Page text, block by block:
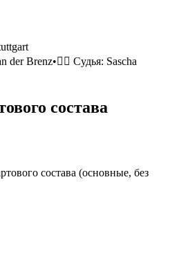
der Brenz•🧑‍⚖️ Судья: Sascha
состава
состава (основные, без